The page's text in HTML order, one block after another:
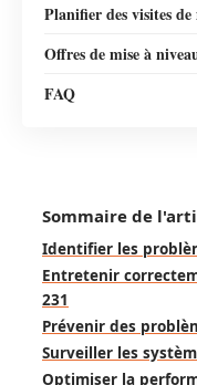
Planifier des visites
Offres de mise à
FAQ
Sommaire de
Identifier les
Entretenir
231
Prévenir des
Surveiller les
Optimiser la